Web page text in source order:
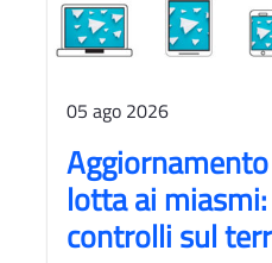
05 ago 2026
lotta ai
controlli sul